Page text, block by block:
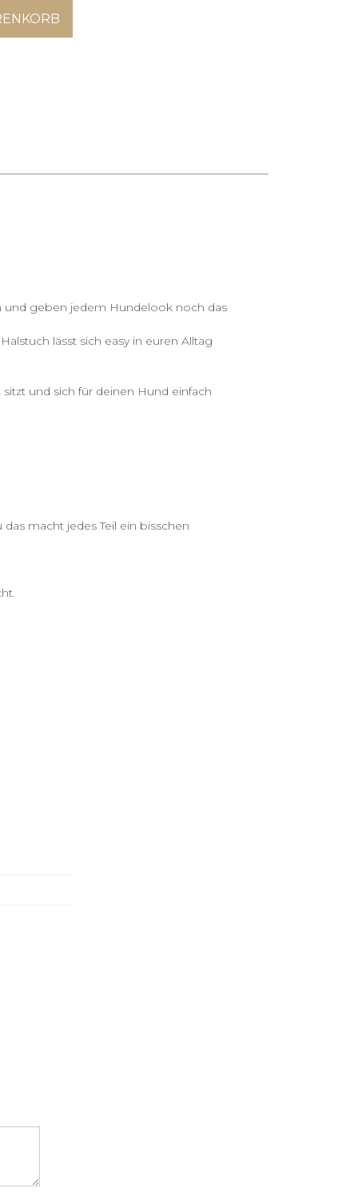
und geben jedem Hundelook noch das
lässt sich easy in euren Alltag
und sich für deinen Hund einfach
macht jedes Teil ein bisschen